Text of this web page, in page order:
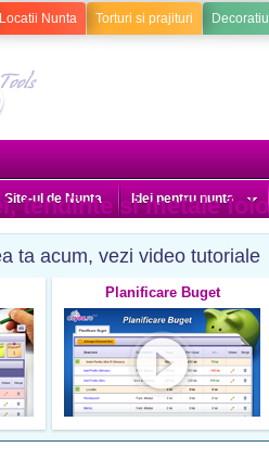
Locatii Nunta Torturi si prajituri
Site-ul de Nunta Idei pentru nunta
tendinte si metale
ta acum, vezi video tutoriale
Planificare Buget